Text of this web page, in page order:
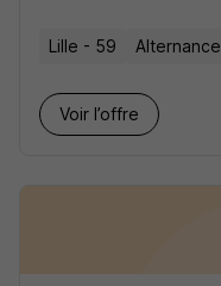
Lille - 59 Alternance
Voir l’offre